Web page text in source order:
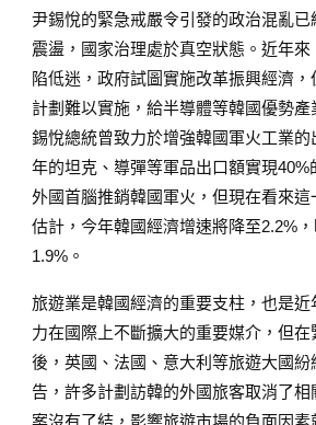
尹錫悅的緊急戒嚴令引發的政治混亂
震盪，國家治理處於真空狀態。近年
陷低迷，政府試圖實施改革振興經濟
計劃難以實施，給半導體等韓國優勢
錫悅總統曾致力於增強韓國軍火工業
年的坦克、導彈等軍品出口額實現40%
外國首腦推銷韓國軍火，但現在看來
估計，今年韓國經濟增速將降至2.2%
1.9%。
旅遊業是韓國經濟的重要支柱，也是
力在國際上不斷擴大的重要媒介，但
後，英國、法國、意大利等旅遊大國
告，許多計劃訪韓的外國旅客取消了
案沒有了結，影響旅遊市場的負面因素